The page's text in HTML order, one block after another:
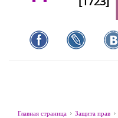
Главная страница Защита прав